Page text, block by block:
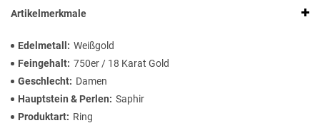
Artikelmerkmale
Edelmetall
Weißgold
Feingehalt 750er / 18 Karat Gold
Geschlecht
Damen
Hauptstein & Perlen
Saphir
Produktart
Ring